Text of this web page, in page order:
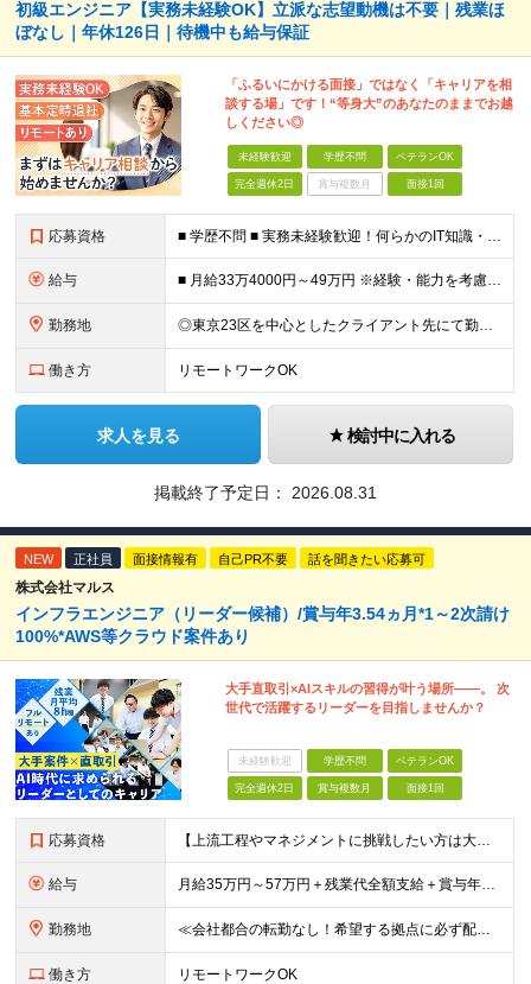
初級エンジニア【実務未経験OK】立派な志望動機は不要｜残業ほ
ぼなし｜年休126日｜待機中も給与保証
「ふるいにかける面接」ではなく「キャリアを相
談する場」です！“等身大”のあなたのままでお越
しください◎
未経験歓迎 学歴不問 ベテランOK
完全週休2日 賞与複数月 面接1回
応募資格 ■ 学歴不問 ■ 実務未経験歓迎！何らかのIT知識・学習経験をお持ちの方 （独学、ITスクール卒業生、少しだけ実務経験がある等、経験の浅い方も大歓迎です！） ＼こんな方にピッタリの環境です／ ◎面接
給与 ■ 月給33万4000円～49万円 ※経験・能力を考慮して優遇します。 ※上記には固定残業代（月30時間分・6万3500円～9万3100円）を含みます。超過分は全額支給。 ※待機期間中全額給与を保証
勤務地 ◎東京23区を中心としたクライアント先にて勤務いただきます（転居を伴う転勤なし） ◎在宅勤務も活用できます ■ 本社 東京都江戸川区南葛西3-5-3-402 (変更の範囲)上記を除く当社関連勤務地
働き方 リモートワークOK
求人を見る 検討中に入れる
掲載終了予定日： 2026.08.31
NEW 正社員 面接情報有 自己PR不要 話を聞きたい応募可
株式会社マルス
インフラエンジニア（リーダー候補）/賞与年3.54ヵ月*1～2次請け
100%*AWS等クラウド案件あり
大手直取引×AIスキルの習得が叶う場所――。 次
世代で活躍するリーダーを目指しませんか？
未経験歓迎 学歴不問 ベテランOK
完全週休2日 賞与複数月 面接1回
応募資格 【上流工程やマネジメントに挑戦したい方は大歓迎です！】 ★インフラエンジニアとしての実務経験をお持ちの方 ★上記に加え、下記いずれかに該当する方 ・チームのリーダー／サブリーダーの経験をお持ちの方 ・
給与 月給35万円～57万円＋残業代全額支給＋賞与年3.45ヵ月(リーダー経験者) 月給32万円～43万円＋残業代全額支給＋賞与年3.45ヵ月(実務経験者) 入社時想定年収： 490万円～798万円(リー
勤務地 ≪会社都合の転勤なし！希望する拠点に必ず配属します。新潟Uターン・Iターン大歓迎！≫ 首都圏(東京、神奈川、千葉、埼玉)または新潟市、長岡市周辺のお客様先または各拠点での勤務となります。 ■東京支社
働き方 リモートワークOK